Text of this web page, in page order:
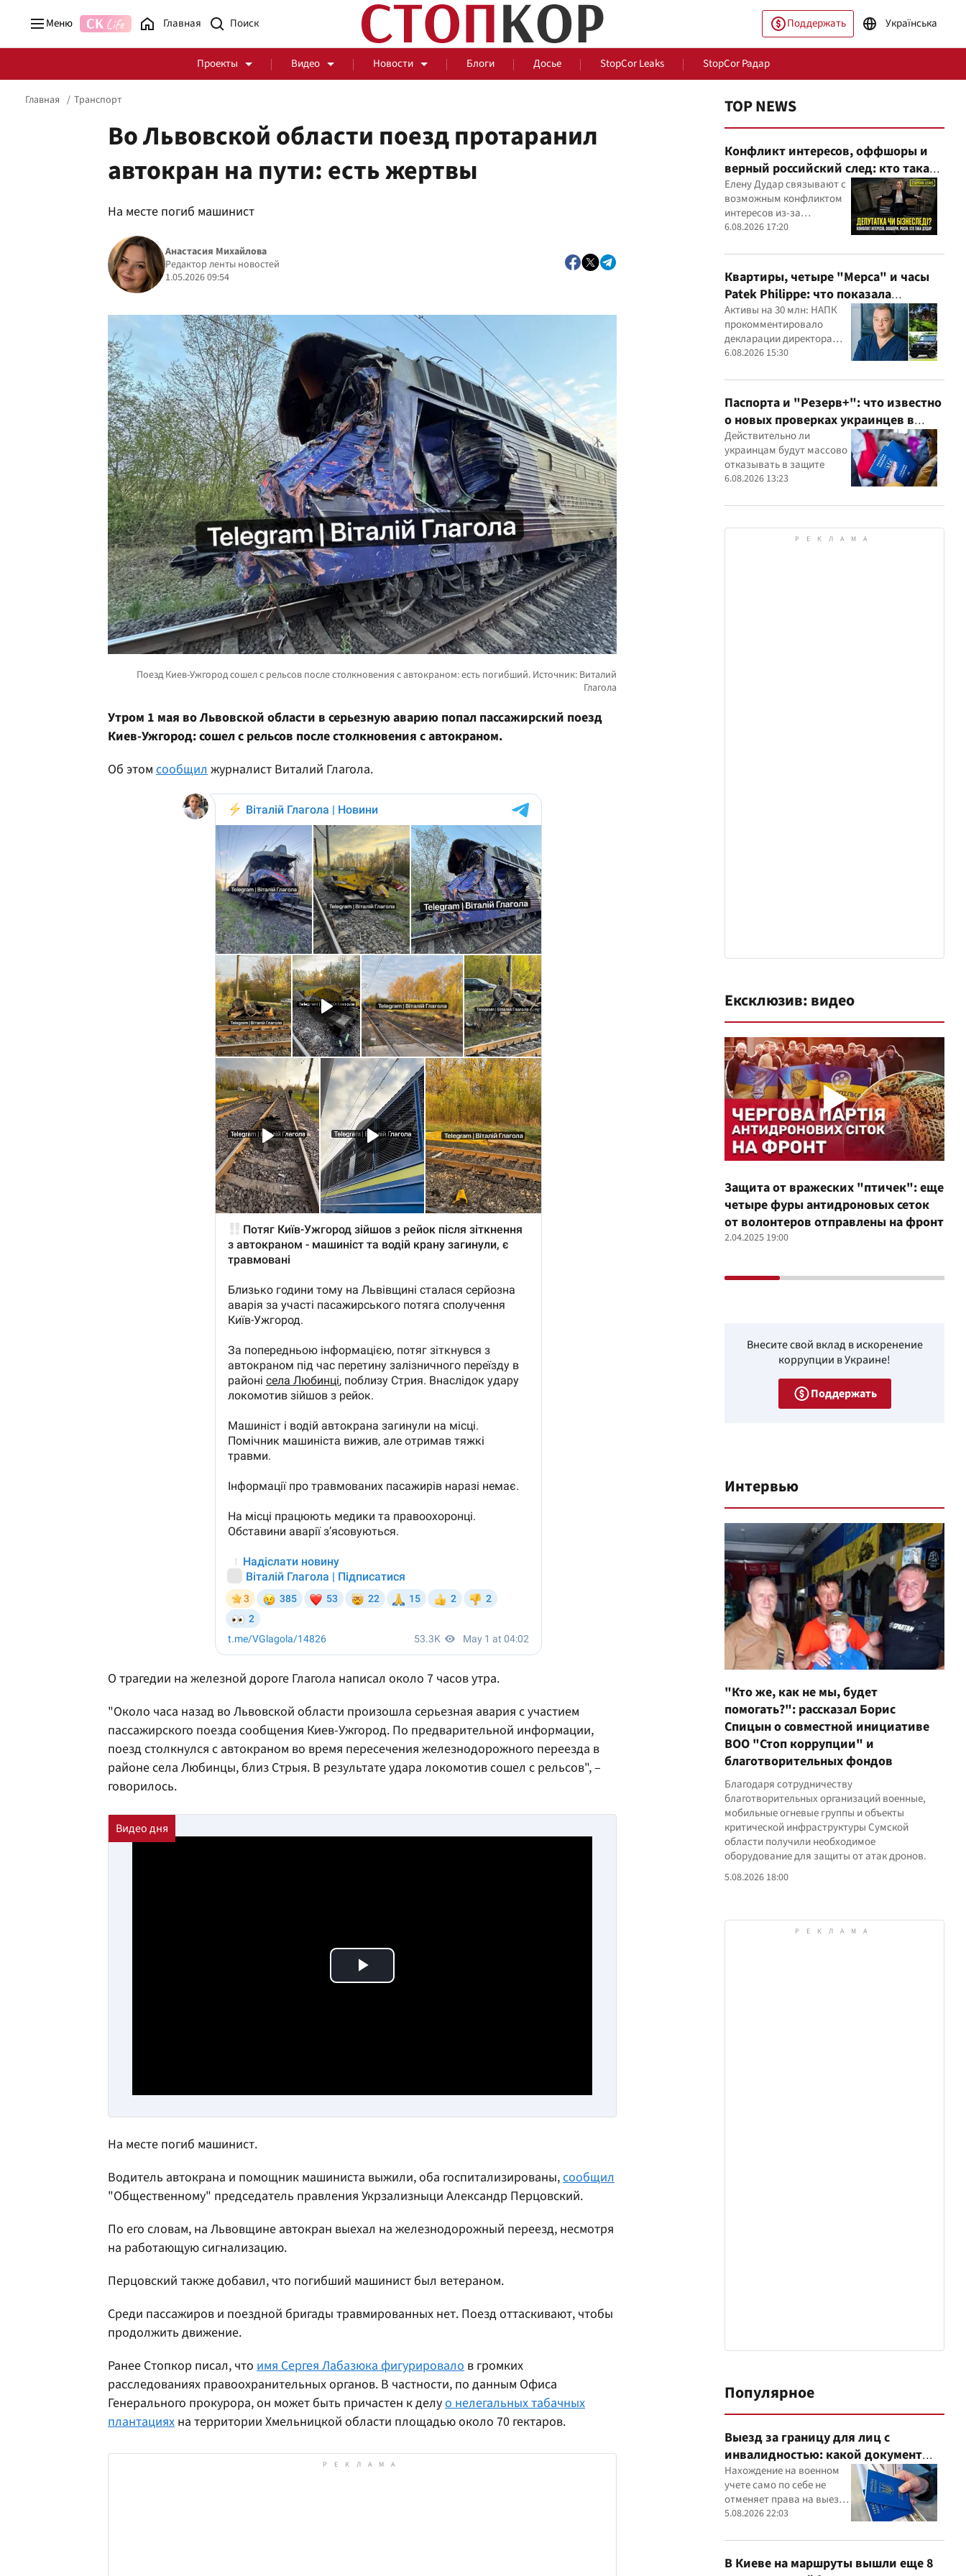
Меню Главная Поддержать Українська
Проекты Видео Новости Блоги Досье StopCor Leaks StopCor Радар
Стоп Политической Коррупции Честные закупки За оградой
Главная Транспорт
Во Львовской области поезд протаранил
автокран на пути: есть жертвы
На месте погиб машинист
Анастасия Михайлова
Редактор ленты новостей
1.05.2026 09:54
Утром 1 мая во Львовской области в серьезную аварию попал пассажирский поезд
Киев-Ужгород: сошел с рельсов после столкновения с автокраном.
Об этом сообщил журналист Виталий Глагола.
О трагедии на железной дороге Глагола написал около 7 часов утра.
"Около часа назад во Львовской области произошла серьезная авария с участием
пассажирского поезда сообщения Киев-Ужгород. По предварительной информации,
поезд столкнулся с автокраном во время пересечения железнодорожного переезда в
районе села Любинцы, близ Стрыя. В результате удара локомотив сошел с рельсов", –
говорилось.
Play Video
На месте погиб машинист.
Водитель автокрана и помощник машиниста выжили, оба госпитализированы,сообщил
"Общественному" председатель правления Укрзализныци Александр Перцовский.
По его словам, на Львовщине автокран выехал на железнодорожный переезд, несмотря
на работающую сигнализацию.
Перцовский также добавил, что погибший машинист был ветераном.
Среди пассажиров и поездной бригады травмированных нет. Поезд оттаскивают, чтобы
продолжить движение.
Ранее Стопкор писал, что имя Сергея Лабазюка фигурировало в громких
расследованиях правоохранительных органов. В частности, по данным Офиса
Генерального прокурора, он может быть причастен к делуо нелегальных табачных
плантациях на территории Хмельницкой области площадью около 70 гектаров.
TOP NEWS
Конфликт интересов, оффшоры и
верный российский след: кто такая
Елена Дударь
Елену Дудар связывают с
возможным конфликтом
интересов из-за
семейного строительного
скандалов, судебных дел
6.08.2026 17:20
Квартиры, четыре "Мерса" и часы
Patek Philippe: что показала
проверка деклараций руководителя
детского кардиоцентра
Маньковского и что говорит НАПК?
Активы на 30 млн: НАПК
прокомментировало
декларации директора
кардиоцентра Георгия
6.08.2026 15:30
Паспорта и "Резерв+": что известно
о новых проверках украинцев в
Румынии
Действительно ли
украинцам будут массово
отказывать в защите
6.08.2026 13:23
Ексклюзив: видео
Защита от вражеских "птичек": еще
четыре фуры антидроновых сеток
от волонтеров отправлены на фронт
2.04.2025 19:00
Внесите свой вклад в искоренение
коррупции в Украине!
Поддержать
Интервью
"Кто же, как не мы, будет
помогать?": рассказал Борис
Спицын о совместной инициативе
ВОО "Стоп коррупции" и
благотворительных фондов
Благодаря сотрудничеству
благотворительных организаций военные,
мобильные огневые группы и объекты
критической инфраструктуры Сумской
области получили необходимое
оборудование для защиты от атак дронов.
5.08.2026 18:00
Популярное
Выезд за границу для лиц с
инвалидностью: какой документ
нужно показать пограничникам
Нахождение на военном
учете само по себе не
отменяет права на выезд,
однако инвалидность
документально
5.08.2026 22:03
В Киеве на маршруты вышли еще 8